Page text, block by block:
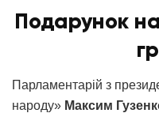
Подарунок
г
Парламентарій з
народу» Максим